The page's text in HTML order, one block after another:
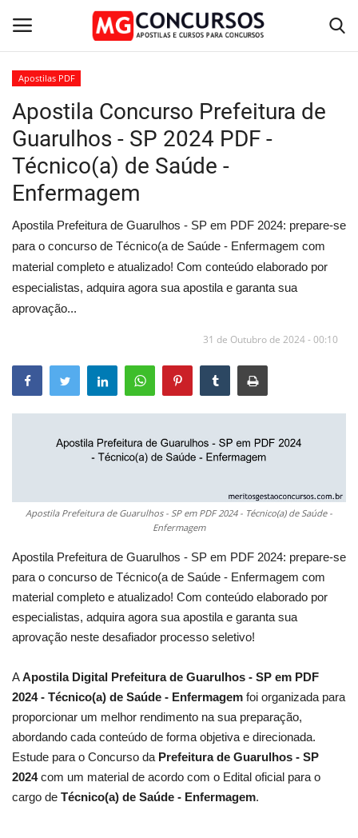
Home
Apostilas PDF
Apostila Impressa
Cursos Online
Combo Apostilas
Apostilas PDF
Apostila Concurso Prefeitura de
Guarulhos - SP 2024 PDF -
Técnico(a) de Saúde -
Enfermagem
Apostila Prefeitura de Guarulhos - SP em PDF 2024: prepare-se
para o concurso de Técnico(a de Saúde - Enfermagem com
material completo e atualizado! Com conteúdo elaborado por
especialistas, adquira agora sua apostila e garanta sua
aprovação...
31 de Outubro de 2024 - 00:10
Apostila Prefeitura de Guarulhos - SP em PDF 2024 - Técnico(a) de Saúde -
Enfermagem
Apostila Prefeitura de Guarulhos - SP em PDF 2024: prepare-se
para o concurso de Técnico(a de Saúde - Enfermagem com
material completo e atualizado! Com conteúdo elaborado por
especialistas, adquira agora sua apostila e garanta sua
aprovação neste desafiador processo seletivo!
AApostila Digital Prefeitura de Guarulhos - SP em PDF
2024 - Técnico(a) de Saúde - Enfermagem foi organizada para
proporcionar um melhor rendimento na sua preparação,
abordando cada conteúdo de forma objetiva e direcionada.
Estude para o Concurso da Prefeitura de Guarulhos - SP
2024com um material de acordo com o Edital oficial para o
cargo de Técnico(a) de Saúde - Enfermagem.